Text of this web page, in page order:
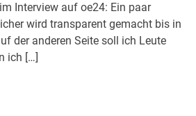
Interview auf oe24: Ein paar
wird transparent gemacht bis in
der anderen Seite soll ich Leute
ich […]